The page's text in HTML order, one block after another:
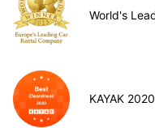
World's
KAYAK